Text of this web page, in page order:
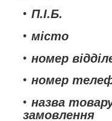
П.І.Б.
місто
номер
номер
назва
замовлення